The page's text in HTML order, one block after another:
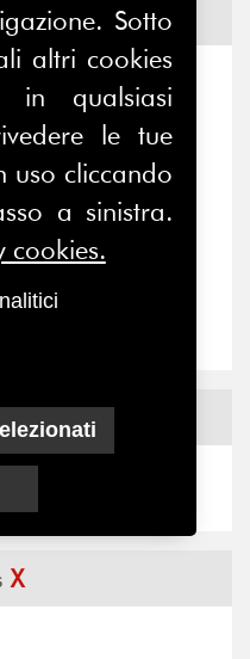
Eventi
Eventi
estiva,
la
la...
X
Sotto
altri cookies
qualsiasi
le tue
uso cliccando
a sinistra.
cookies.